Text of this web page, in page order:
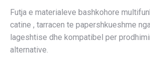
Futja e materialeve bashkohore
catine , tarracen te papershkueshme
lageshtise dhe kompatibel per
alternative.